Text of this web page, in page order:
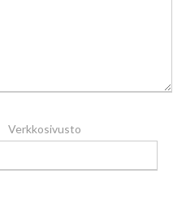
Verkkosivusto